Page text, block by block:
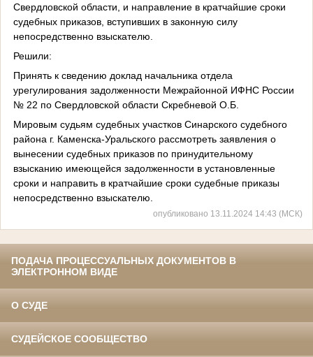
Свердловской области, и направление в кратчайшие сроки
судебных приказов, вступивших в законную силу
непосредственно взыскателю.
Решили:
Принять к сведению доклад начальника отдела
урегулирования задолженности Межрайонной ИФНС России
№ 22 по Свердловской области Скребневой О.Б.
Мировым судьям судебных участков Синарского судебного
района г. Каменска-Уральского рассмотреть заявления о
вынесении судебных приказов по принудительному
взысканию имеющейся задолженности в установленные
сроки и направить в кратчайшие сроки судебные приказы
непосредственно взыскателю.
опубликовано 13.11.2024 14:43 (МСК)
ПОДАЧА ПРОЦЕССУАЛЬНЫХ ДОКУМЕНТОВ В
ЭЛЕКТРОННОМ ВИДЕ
О СУДЕ
СУДЕЙСКОЕ СООБЩЕСТВО